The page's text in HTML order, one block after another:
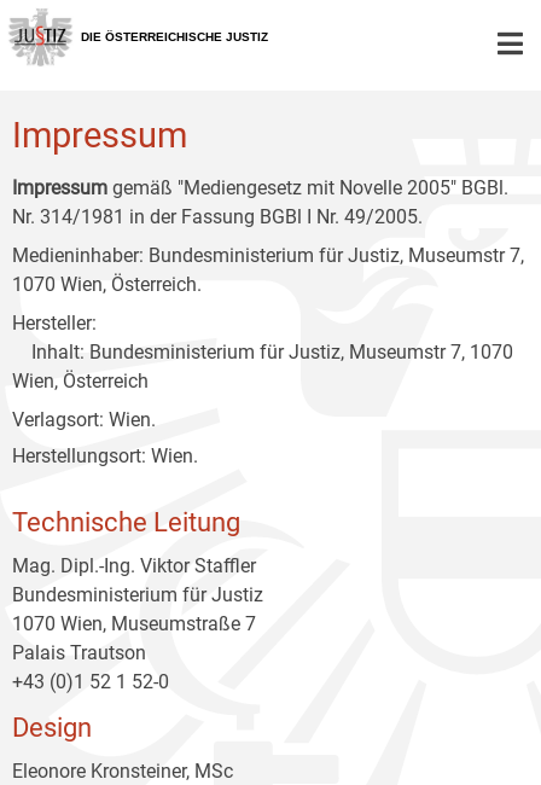
Zur
Hauptnavigation
[1]
Zum
Inhalt
[2]
Zum
Untermenü
[3]
DIE ÖSTERREICHISCHE JUSTIZ
Impressum
Impressum gemäß "Mediengesetz mit Novelle 2005" BGBl.
Nr. 314/1981 in der Fassung BGBl I Nr. 49/2005.
Medieninhaber: Bundesministerium für Justiz, Museumstr 7,
1070 Wien, Österreich.
Hersteller:
Inhalt: Bundesministerium für Justiz, Museumstr 7, 1070
Wien, Österreich
Verlagsort: Wien.
Herstellungsort: Wien.
Technische Leitung
Mag. Dipl.-Ing. Viktor Staffler
Bundesministerium für Justiz
1070 Wien, Museumstraße 7
Palais Trautson
+43 (0)1 52 1 52-0
Design
Eleonore Kronsteiner, MSc